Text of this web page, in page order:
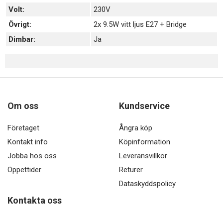
Volt:
230V
Övrigt:
2x 9.5W vitt ljus E27 + Bridge
Dimbar:
Ja
Om oss
Företaget
Kontakt info
Jobba hos oss
Öppettider
Kundservice
Ångra köp
Köpinformation
Leveransvillkor
Returer
Dataskyddspolicy
Kontakta oss